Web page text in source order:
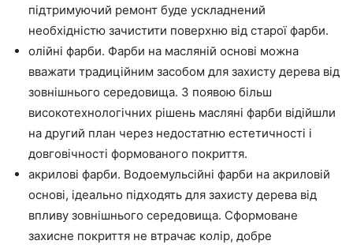
підтримуючий ремонт буде ускладнений
необхідністю зачистити поверхню від старої фарби.
олійні фарби. Фарби на масляній основі можна
вважати традиційним засобом для захисту дерева від
зовнішнього середовища. З появою більш
високотехнологічних рішень масляні фарби відійшли
на другий план через недостатню естетичності і
довговічності формованого покриття.
акрилові фарби. Водоемульсійні фарби на акриловій
основі, ідеально підходять для захисту дерева від
впливу зовнішнього середовища. Сформоване
захисне покриття не втрачає колір, добре